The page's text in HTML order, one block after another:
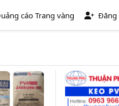
cáo Trang vàng Đăng